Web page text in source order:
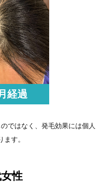
経過
ではなく、発毛効果には個人
ます。
性